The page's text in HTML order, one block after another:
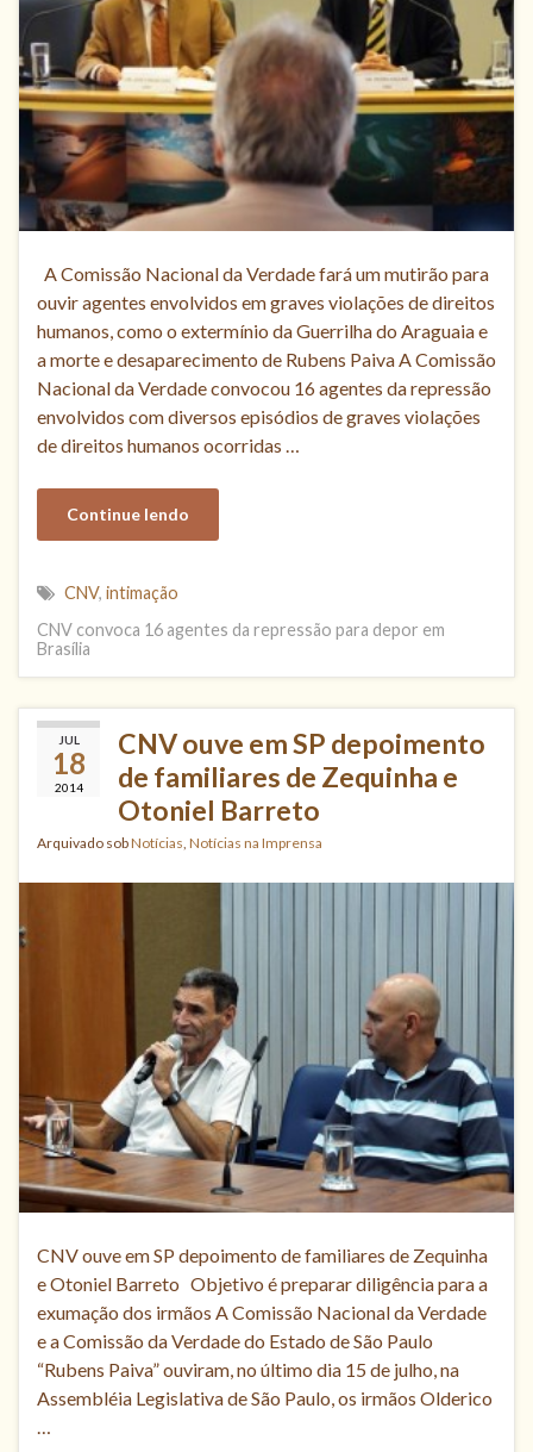
A Comissão Nacional da Verdade fará um mutirão para
ouvir agentes envolvidos em graves violações de direitos
humanos, como o extermínio da Guerrilha do Araguaia e
a morte e desaparecimento de Rubens Paiva A Comissão
Nacional da Verdade convocou 16 agentes da repressão
envolvidos com diversos episódios de graves violações
de direitos humanos ocorridas …
Continue lendo
CNV, intimação
CNV convoca 16 agentes da repressão para depor em
Brasília
JUL
18
2014
CNV ouve em SP depoimento
de familiares de Zequinha e
Otoniel Barreto
Arquivado sobNotícias Notícias na Imprensa
CNV ouve em SP depoimento de familiares de Zequinha
e Otoniel Barreto Objetivo é preparar diligência para a
exumação dos irmãos A Comissão Nacional da Verdade
e a Comissão da Verdade do Estado de São Paulo
“Rubens Paiva” ouviram, no último dia 15 de julho, na
Assembléia Legislativa de São Paulo, os irmãos Olderico
…